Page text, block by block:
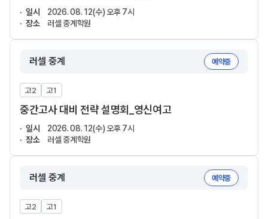
일시
2026. 08. 12(수) 오후 7시
장소
러셀 중계학원
러셀 중계 예약중
고2 고1
중간고사 대비 전략 설명회_영신여고
일시
2026. 08. 12(수) 오후 7시
장소
러셀 중계학원
러셀 중계 예약중
고2 고1